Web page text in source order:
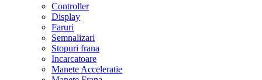
Controller
Display
Faruri
Semnalizari
Stopuri frana
Incarcatoare
Manete Acceleratie